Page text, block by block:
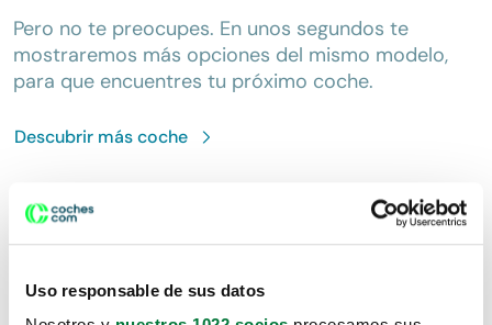
Uso responsable de sus datos
Pero no te preocupes. En unos segundos te
mostraremos más opciones del mismo modelo,
para que encuentres tu próximo coche.
Descubrir máscoche